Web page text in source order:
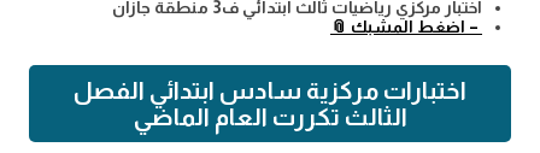
اختبار مركزي رياضيات ثالث ابتدائي ف3 منطقة جازان
– اضغط المشبك 📎
اختبارات مركزية سادس ابتدائي الفصل
الثالث تكررت العام الماضي